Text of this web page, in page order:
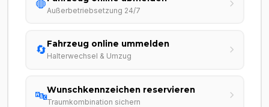
🛑 Außerbetriebsetzung 24/7
🔄Fahrzeug online ummelden
Halterwechsel & Umzug
🔤Wunschkennzeichen reservieren
Traumkombination sichern